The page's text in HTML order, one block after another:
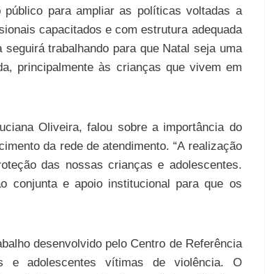
para ampliar as políticas voltadas a
capacitados e com estrutura adequada
trabalhando para que Natal seja uma
principalmente às crianças que vivem em
Oliveira, falou sobre a importância do
da rede de atendimento. “A realização
das nossas crianças e adolescentes.
conjunta e apoio institucional para que os
desenvolvido pelo Centro de Referência
e adolescentes vítimas de violência. O